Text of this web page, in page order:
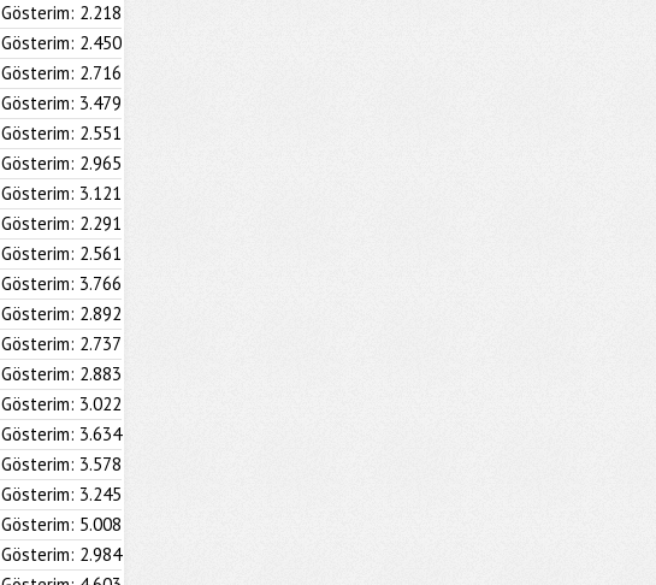
Gösterim: 2.218
Gösterim: 2.450
Gösterim: 2.716
Gösterim: 3.479
Gösterim: 2.551
Gösterim: 2.965
Gösterim: 3.121
Gösterim: 2.291
Gösterim: 2.561
Gösterim: 3.766
Gösterim: 2.892
Gösterim: 2.737
Gösterim: 2.883
Gösterim: 3.022
Gösterim: 3.634
Gösterim: 3.578
Gösterim: 3.245
Gösterim: 5.008
Gösterim: 2.984